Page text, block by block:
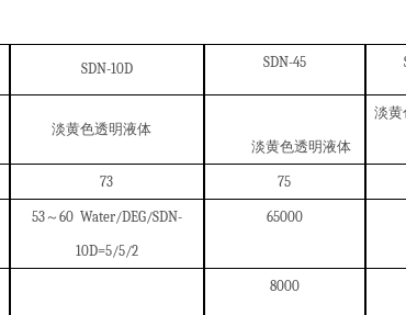
SDN-10D SDN-45
淡黄色透明液体
淡黄色透明液体
淡黄
73 75
53～ 60 Water/DEG/SDN-
10D=5/5/2
65000
8000